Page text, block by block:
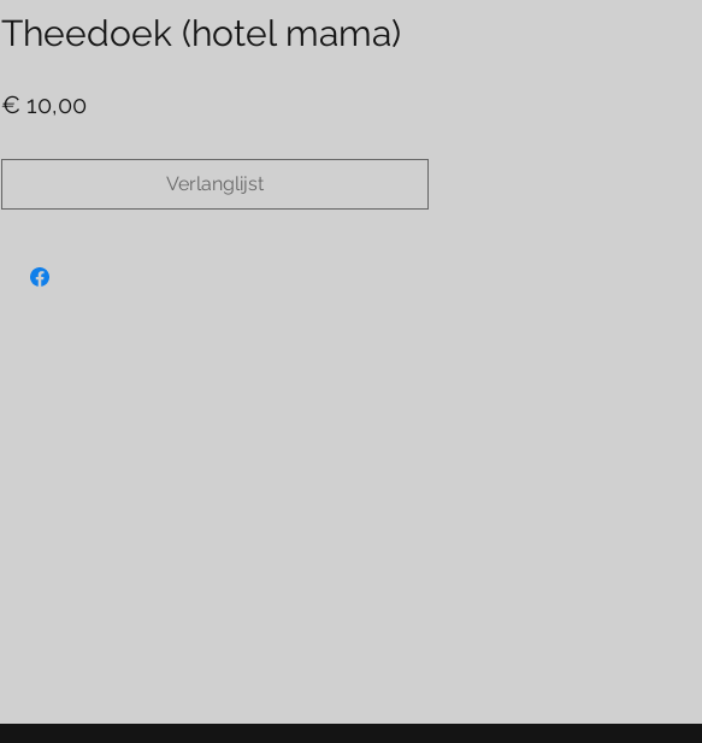
Theedoek (hotel mama)
€ 10,00
Verlanglijst